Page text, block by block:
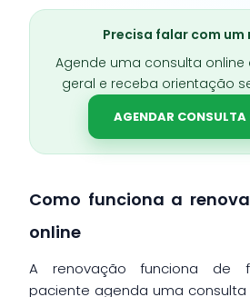
Precisa falar com um
Agende uma consulta
geral e receba orientação
AGENDAR CONSULTA
Como funciona a
online
A renovação funciona de
paciente agenda uma